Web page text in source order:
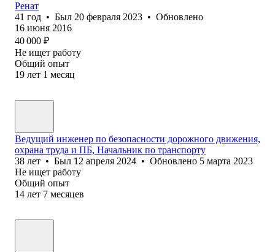
Ренат
41 год • Был 20 февраля 2023 • Обновлено
16 июня 2016
40 000 ₽
Не ищет работу
Общий опыт
19 лет 1 месяц
Ведущий инженер по безопасности дорожного движения,
охрана труда и ПБ, Начальник по транспорту
38 лет • Был 12 апреля 2024 • Обновлено 5 марта 2023
Не ищет работу
Общий опыт
14 лет 7 месяцев